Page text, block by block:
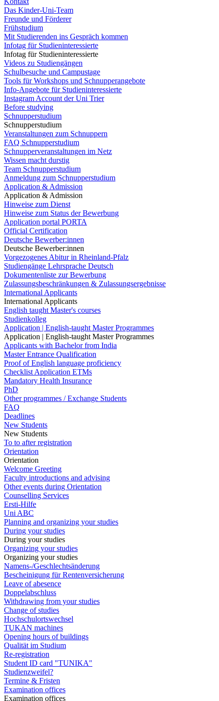
Das Kinder-Uni-Team
Freunde und Förderer
Frühstudium
Mit Studierenden ins Gespräch kommen
Infotag für Studieninteressierte
Infotag für Studieninteressierte
Videos zu Studiengängen
Schulbesuche und Campustage
Tools für Workshops und Schnupperangebote
Info-Angebote für Studieninteressierte
Instagram Account der Uni Trier
Before studying
Schnupperstudium
Schnupperstudium
Veranstaltungen zum Schnuppern
FAQ Schnupperstudium
Schnupperveranstaltungen im Netz
Wissen macht durstig
Team Schnupperstudium
Anmeldung zum Schnupperstudium
Application & Admission
Application & Admission
Hinweise zum Dienst
Hinweise zum Status der Bewerbung
Application portal PORTA
Official Certification
Deutsche Bewerber:innen
Deutsche Bewerber:innen
Vorgezogenes Abitur in Rheinland-Pfalz
Studiengänge Lehrsprache Deutsch
Dokumentenliste zur Bewerbung
Zulassungsbeschränkungen & Zulassungsergebnisse
International Applicants
International Applicants
English taught Master's courses
Studienkolleg
Application | English-taught Master Programmes
Application | English-taught Master Programmes
Applicants with Bachelor from India
Master Entrance Qualification
Proof of English language proficiency
Checklist Application ETMs
Mandatory Health Insurance
PhD
Other programmes / Exchange Students
FAQ
Deadlines
New Students
New Students
To to after registration
Orientation
Orientation
Welcome Greeting
Faculty introductions and advising
Other events during Orientation
Counselling Services
Ersti-Hilfe
Uni ABC
Planning and organizing your studies
During your studies
During your studies
Organizing your studies
Organizing your studies
Namens-/Geschlechtsänderung
Bescheinigung für Rentenversicherung
Leave of abesence
Doppelabschluss
Withdrawing from your studies
Change of studies
Hochschulortswechsel
TUKAN machines
Opening hours of buildings
Qualität im Studium
Re-registration
Student ID card "TUNIKA"
Studienzweifel?
Termine & Fristen
Examination offices
Examination offices